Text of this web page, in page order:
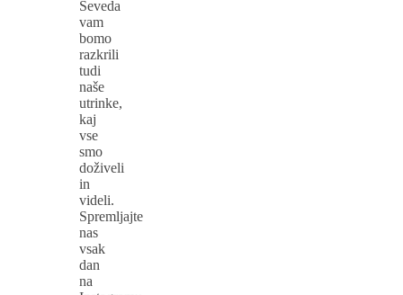
Seveda
vam
bomo
razkrili
tudi
naše
utrinke,
kaj
vse
smo
doživeli
in
videli.
Spremljajte
nas
vsak
dan
na